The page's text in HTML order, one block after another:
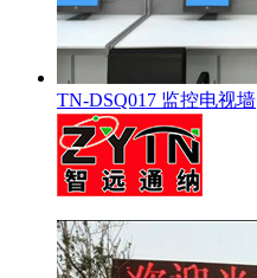
TN-DSQ017 监控电视墙